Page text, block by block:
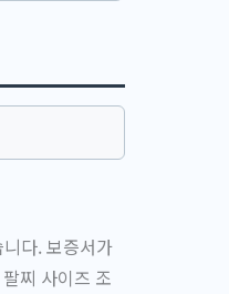
다. 보증서가
찌 사이즈 조